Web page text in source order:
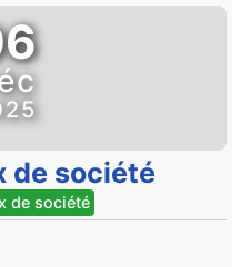
de société
de société